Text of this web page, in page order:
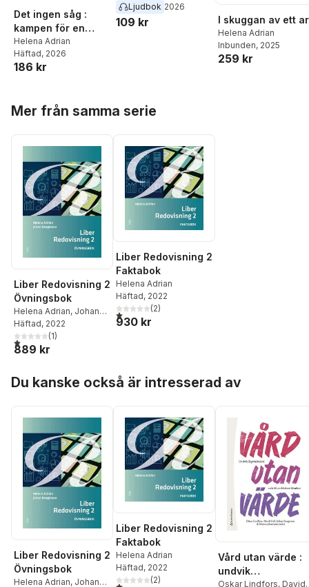
Det ingen såg :
kampen för en
författares frihet
Helena Adrian
Häftad, 2026
186 kr
Ljudbok 2026
109 kr I skuggan av ett
Helena Adrian
Inbunden, 2025
259 kr
Mer från samma serie
Liber Redovisning 2
Övningsbok
Helena Adrian, Johan
Bengtsson
Häftad, 2022
1,0utav 5 stjärnor. Totalt antal röster:
(1)
889 kr
Liber Redovisning 2
Faktabok
Helena Adrian
Häftad, 2022
1,0utav 5 stjärnor. Totalt antal röster:
(2)
930 kr
Du kanske också är intresserad av
Liber Redovisning 2
Övningsbok
Helena Adrian, Johan
Liber Redovisning 2
Faktabok
Helena Adrian
Häftad, 2022
1,0utav 5 stjärnor. Totalt antal röster:
(2)
Vård utan värde :
undvik
lågvärdevård och
Oskar Lindfors, David